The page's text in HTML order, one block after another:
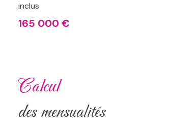
inclus
165 000 €
calcul
des mensualités